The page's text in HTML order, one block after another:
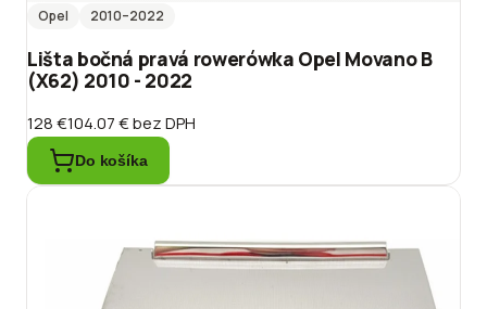
Opel
2010–2022
Lišta bočná pravá rowerówka Opel Movano B
(X62) 2010 - 2022
128 €104.07 €bez DPH
Do košíka